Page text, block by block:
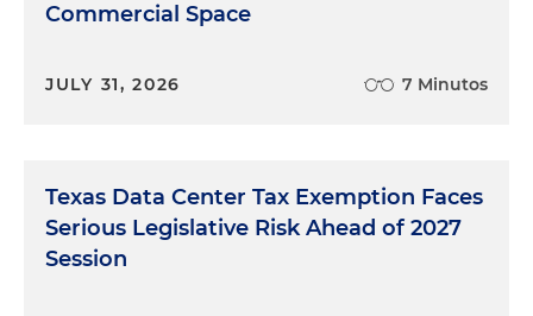
Commercial Space
JULY 31, 2026 7 Minutos
Texas Data Center Tax Exemption Faces
Serious Legislative Risk Ahead of 2027
Session